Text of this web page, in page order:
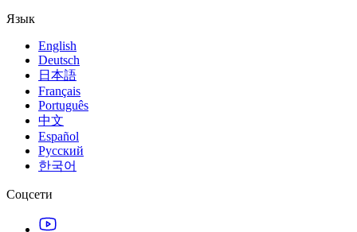
Язык
English
Deutsch
日本語
Français
Português
中文
Español
Русский
한국어
Соцсети